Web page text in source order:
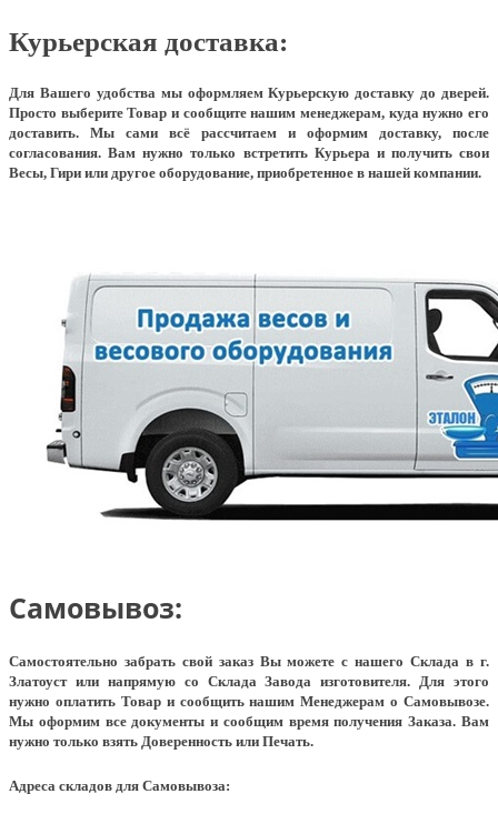
Курьерская доставка:
Для Вашего удобства мы оформляем Курьерскую доставку до дверей.
Просто выберите Товар и сообщите нашим менеджерам, куда нужно его
доставить. Мы сами всё рассчитаем и оформим доставку, после
согласования. Вам нужно только встретить Курьера и получить свои
Весы, Гири или другое оборудование, приобретенное в нашей компании.
Самовывоз:
Самостоятельно забрать свой заказ Вы можете с нашего Склада в г.
Златоуст или напрямую со Склада Завода изготовителя. Для этого
нужно оплатить Товар и сообщить нашим Менеджерам о Самовывозе.
Мы оформим все документы и сообщим время получения Заказа. Вам
нужно только взять Доверенность или Печать.
Адреса складов для Самовывоза: